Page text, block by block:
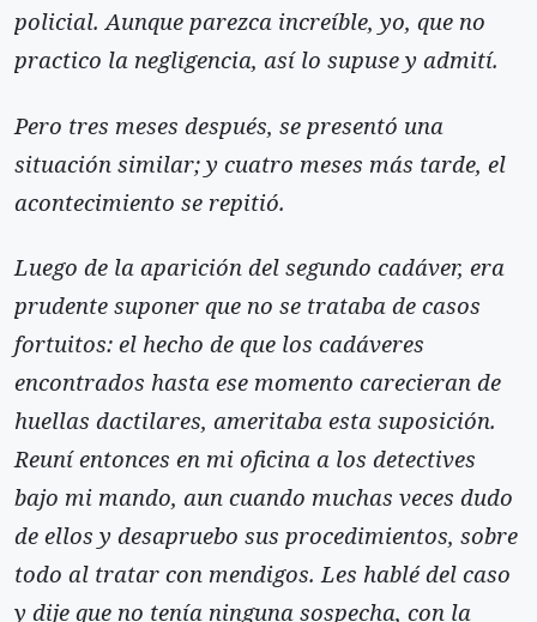
policial. Aunque parezca increíble, yo, que no
practico la negligencia, así lo supuse y admití.
Pero tres meses después, se presentó una
situación similar; y cuatro meses más tarde, el
acontecimiento se repitió.
Luego de la aparición del segundo cadáver, era
prudente suponer que no se trataba de casos
fortuitos: el hecho de que los cadáveres
encontrados hasta ese momento carecieran de
huellas dactilares, ameritaba esta suposición.
Reuní entonces en mi oficina a los detectives
bajo mi mando, aun cuando muchas veces dudo
de ellos y desapruebo sus procedimientos, sobre
todo al tratar con mendigos. Les hablé del caso
y dije que no tenía ninguna sospecha, con la